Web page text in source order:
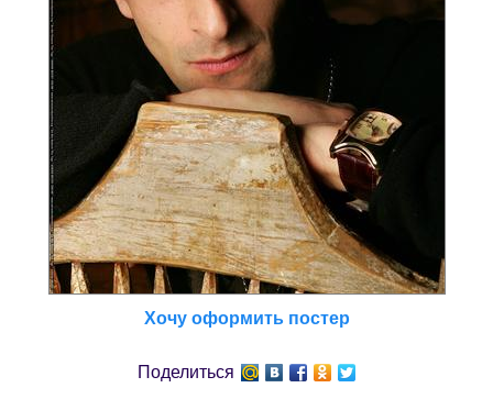
Хочу оформить постер
Поделиться